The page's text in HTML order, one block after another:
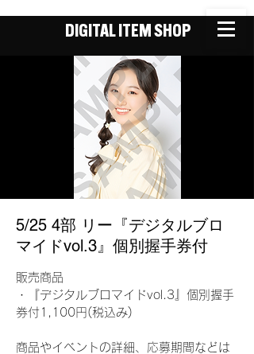
DIGITAL ITEM SHOP
5/25 4部 リー『デジタルブロ
マイドvol.3』個別握手券付
販売商品
・『デジタルブロマイドvol.3』個別握手
券付1,100円(税込み)
商品やイベントの詳細、応募期間などは